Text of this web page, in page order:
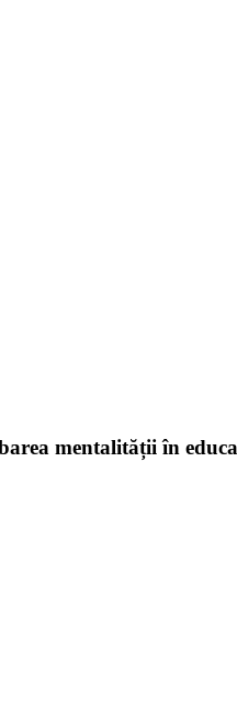
mentalității în